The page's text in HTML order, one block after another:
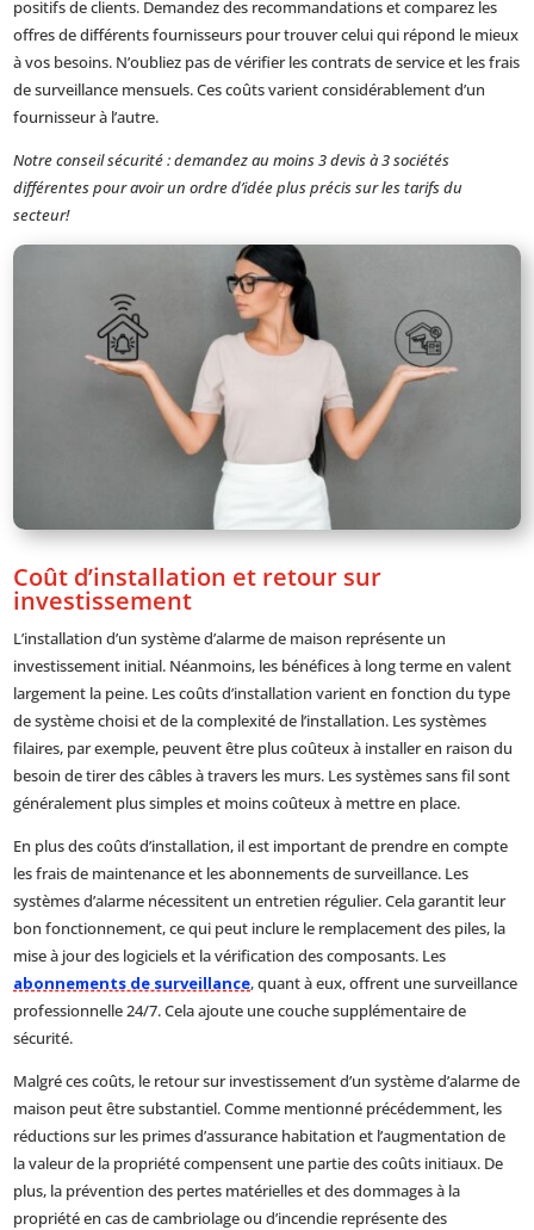
positifs de clients. Demandez des recommandations et comparez les
offres de différents fournisseurs pour trouver celui qui répond le mieux
à vos besoins. N’oubliez pas de vérifier les contrats de service et les frais
de surveillance mensuels. Ces coûts varient considérablement d’un
fournisseur à l’autre.
Notre conseil sécurité : demandez au moins 3 devis à 3 sociétés
différentes pour avoir un ordre d’idée plus précis sur les tarifs du
secteur!
Coût d’installation et retour sur
investissement
L’installation d’un système d’alarme de maison représente un
investissement initial. Néanmoins, les bénéfices à long terme en valent
largement la peine. Les coûts d’installation varient en fonction du type
de système choisi et de la complexité de l’installation. Les systèmes
filaires, par exemple, peuvent être plus coûteux à installer en raison du
besoin de tirer des câbles à travers les murs. Les systèmes sans fil sont
généralement plus simples et moins coûteux à mettre en place.
En plus des coûts d’installation, il est important de prendre en compte
les frais de maintenance et les abonnements de surveillance. Les
systèmes d’alarme nécessitent un entretien régulier. Cela garantit leur
bon fonctionnement, ce qui peut inclure le remplacement des piles, la
mise à jour des logiciels et la vérification des composants. Les
abonnements de surveillance, quant à eux, offrent une surveillance
professionnelle 24/7. Cela ajoute une couche supplémentaire de
sécurité.
Malgré ces coûts, le retour sur investissement d’un système d’alarme de
maison peut être substantiel. Comme mentionné précédemment, les
réductions sur les primes d’assurance habitation et l’augmentation de
la valeur de la propriété compensent une partie des coûts initiaux. De
plus, la prévention des pertes matérielles et des dommages à la
propriété en cas de cambriolage ou d’incendie représente des